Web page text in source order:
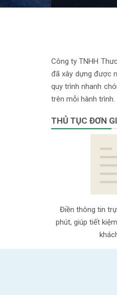
Công ty TNHH
đã xây dựng được
quy trình nhanh
trên mỗi hành trình.
THỦ TỤC ĐƠN
Điền thông tin
phút, giúp tiết